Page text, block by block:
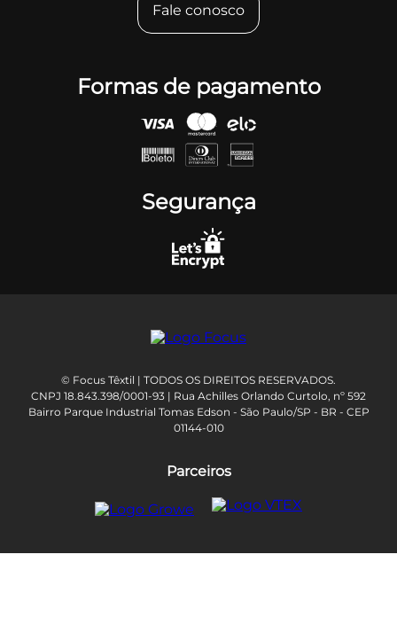
Fale conosco
Formas de pagamento
Segurança
© Focus Têxtil | TODOS OS DIREITOS RESERVADOS.
CNPJ 18.843.398/0001-93 | Rua Achilles Orlando Curtolo, nº 592
Bairro Parque Industrial Tomas Edson - São Paulo/SP - BR - CEP
01144-010
Parceiros